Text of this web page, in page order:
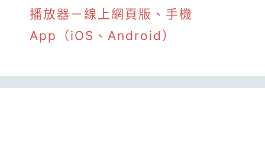
播放器－線上網頁版、手機
App（iOS、Android）